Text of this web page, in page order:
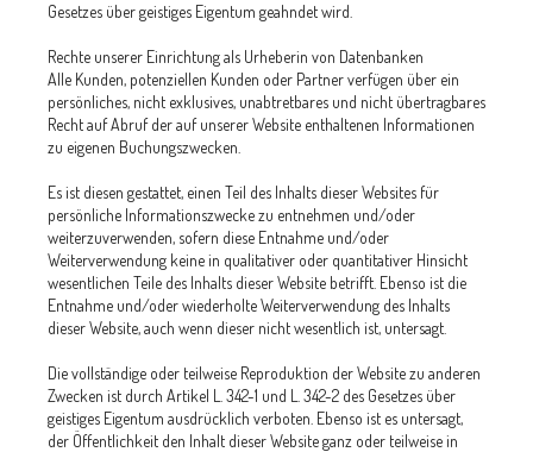
Gesetzes über geistiges Eigentum geahndet wird.
Rechte unserer Einrichtung als Urheberin von Datenbanken
Alle Kunden, potenziellen Kunden oder Partner verfügen über ein
persönliches, nicht exklusives, unabtretbares und nicht übertragbares
Recht auf Abruf der auf unserer Website enthaltenen Informationen
zu eigenen Buchungszwecken.
Es ist diesen gestattet, einen Teil des Inhalts dieser Websites für
persönliche Informationszwecke zu entnehmen und/oder
weiterzuverwenden, sofern diese Entnahme und/oder
Weiterverwendung keine in qualitativer oder quantitativer Hinsicht
wesentlichen Teile des Inhalts dieser Website betrifft. Ebenso ist die
Entnahme und/oder wiederholte Weiterverwendung des Inhalts
dieser Website, auch wenn dieser nicht wesentlich ist, untersagt.
Die vollständige oder teilweise Reproduktion der Website zu anderen
Zwecken ist durch Artikel L. 342-1 und L. 342-2 des Gesetzes über
geistiges Eigentum ausdrücklich verboten. Ebenso ist es untersagt,
der Öffentlichkeit den Inhalt dieser Website ganz oder teilweise in